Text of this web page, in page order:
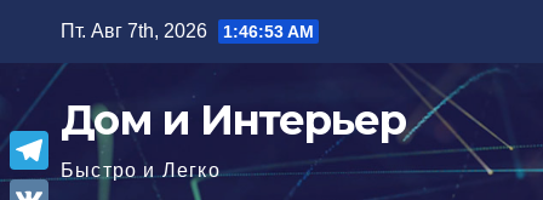
содержимому
Пт. Авг 7th, 2026 1:46:54 AM
Дом и Интерьер
Быстро и Легко
T